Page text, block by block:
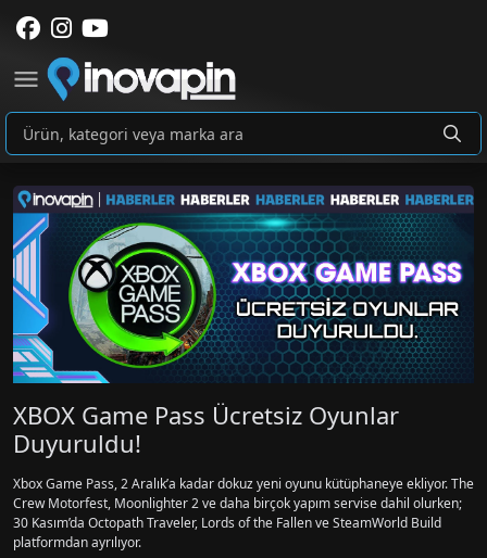
XBOX Game Pass Ücretsiz Oyunlar
Duyuruldu!
Xbox Game Pass, 2 Aralık’a kadar dokuz yeni oyunu kütüphaneye ekliyor. The
Crew Motorfest, Moonlighter 2 ve daha birçok yapım servise dahil olurken;
30 Kasım’da Octopath Traveler, Lords of the Fallen ve SteamWorld Build
platformdan ayrılıyor.